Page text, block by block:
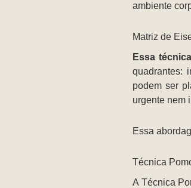
ambiente
Matriz de
Essa
quadrantes:
podem ser
urgente nem
Essa
Técnica
A Técnica